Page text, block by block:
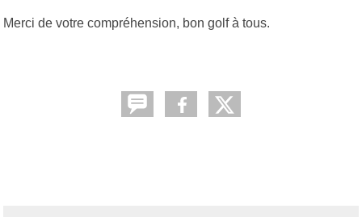
Merci de votre compréhension, bon golf à tous.